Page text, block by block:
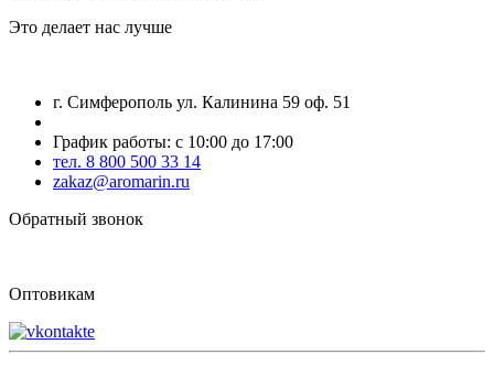
Это делает нас лучше
г. Симферополь ул. Калинина 59 оф. 51
График работы: с 10:00 до 17:00
тел. 8 800 500 33 14
zakaz@aromarin.ru
Обратный звонок
Оптовикам